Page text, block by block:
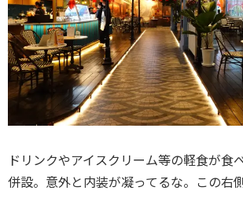
ドリンクやアイスクリーム等の軽食が食
併設。意外と内装が凝ってるな。この右